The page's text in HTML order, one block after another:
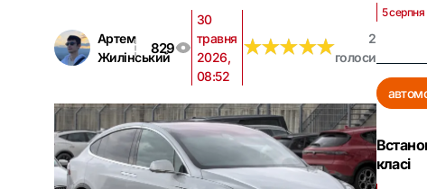
Артем
Жилінський
829
30
травня
2026,
08:52
★★★★★
★★★★★
2
голоси
5 серпня
класі